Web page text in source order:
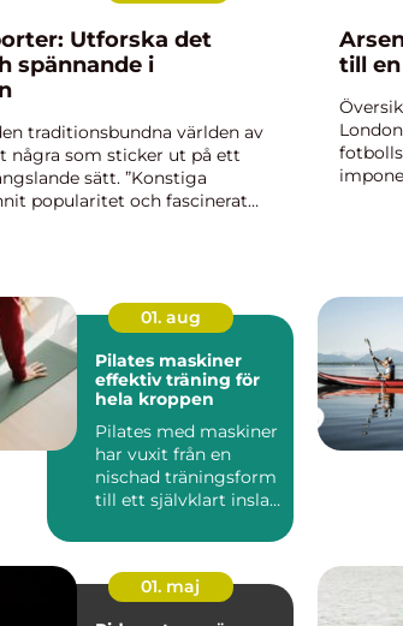
Utforska det
spännande i
traditionsbundna världen av
några som sticker ut på ett
sätt. ”Konstiga
popularitet och fascinerat
till
01. aug
Pilates maskiner
effektiv träning för
hela kroppen
Pilates med maskiner
har vuxit från en
nischad träningsform
till ett självklart inslag
01. maj